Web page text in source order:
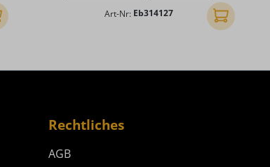
In den Warenkorb
Art-Nr: Eb314127 In den
Rechtliches
AGB